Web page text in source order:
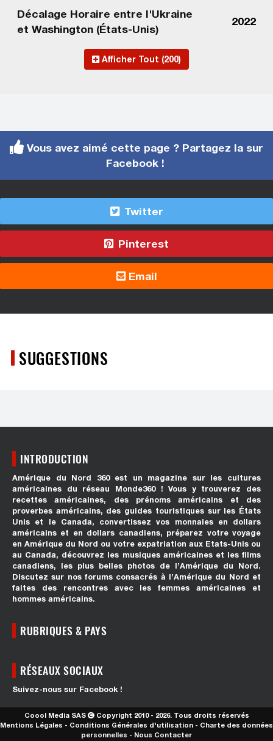
Décalage Horaire entre l'Ukraine
et Washington (États-Unis)
2022
Afficher Tout (200)
Vous avez aimé cette page ? Partagez la sur
Facebook !
Twitter
Pinterest
Email
SUGGESTIONS
INTRODUCTION
Amérique du Nord 360 est un magazine sur les cultures
américaines du réseau Monde360 ! Vous y trouverez des
recettes américaines, des prénoms américains et des
proverbes américains, des guides touristiques sur les États
Unis et le Canada, convertissez vos monnaies en dollars
américains et en dollars canadiens, préparez votre voyage
en Amérique du Nord ou votre expatriation aux Etats-Unis ou
au Canada, découvrez les musiques américaines et les films
canadiens, les plus belles photos de l’Amérique du Nord.
Discutez sur nos forums consacrés à l’Amérique du Nord et
faites des rencontres avec les femmes américaines et
hommes américains.
RUBRIQUES & PAYS
RÉSEAUX SOCIAUX
Suivez-nous sur Facebook !
Coool Media SAS
Copyright 2010 - 2026. Tous droits réservés
Mentions Légales - Conditions Générales d'utilisation - Charte des données
personnelles - Nous Contacter